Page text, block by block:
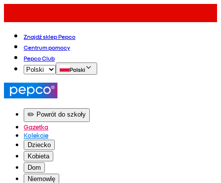
Znajdź sklep Pepco
Centrum pomocy
Pepco Club
Polski
✏️ Powrót do szkoły
Gazetka
Kolekcje
Dziecko
Kobieta
Dom
Niemowlę